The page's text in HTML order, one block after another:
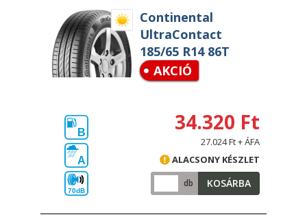
Continental
UltraContact
185/65 R14 86T
AKCIÓ
B
A
70dB
34.320 Ft
27.024 Ft + ÁFA
ALACSONY KÉSZLET
db KOSÁRBA